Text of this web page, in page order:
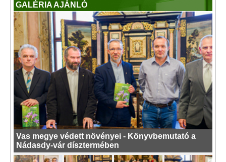
GALÉRIA AJÁNLÓ
Vas megye védett növényei - Könyvbemutató a
Nádasdy-vár dísztermében